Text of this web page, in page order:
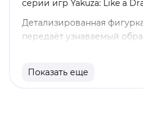
серии игр Yakuza: Like a
Детализированная
передаёт узнаваемый
и культовой игровой
Показать еще